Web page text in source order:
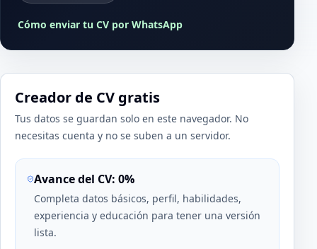
Cómo enviar tu CV por WhatsApp
Creador de CV gratis
Tus datos se guardan solo en este navegador. No
necesitas cuenta y no se suben a un servidor.
Avance del CV:0%
Completa datos básicos, perfil, habilidades,
experiencia y educación para tener una versión
lista.